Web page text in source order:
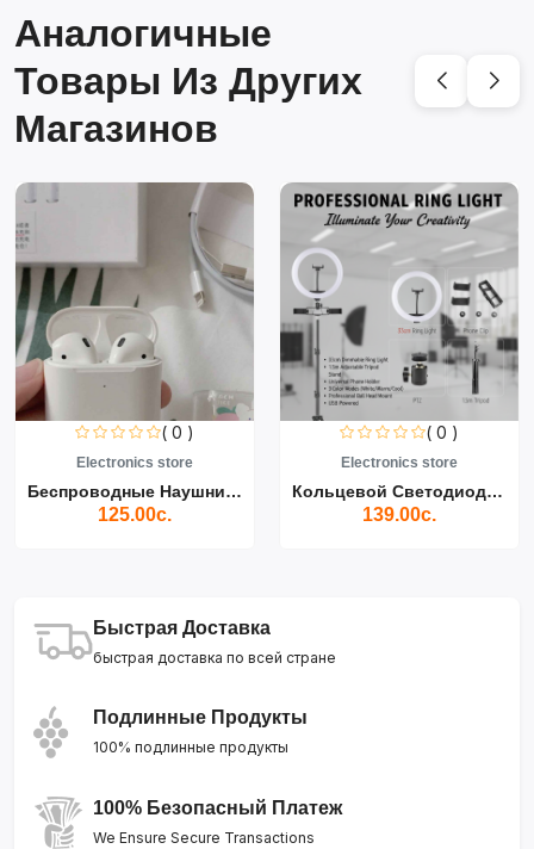
Аналогичные
Товары Из Других
Магазинов
( 0 )
Electronics store
Беспроводные Наушники Air...
125.00с.
( 0 )
Electronics store
Кольцевой Светодиодный Св...
139.00с.
Быстрая Доставка
быстрая доставка по всей стране
Подлинные Продукты
100% подлинные продукты
100% Безопасный Платеж
We Ensure Secure Transactions